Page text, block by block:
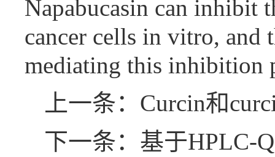
Napabucasin can inhibit
cancer cells in vitro,
mediating this inhibition
上一条：Curcin和
下一条：基于HPLC-